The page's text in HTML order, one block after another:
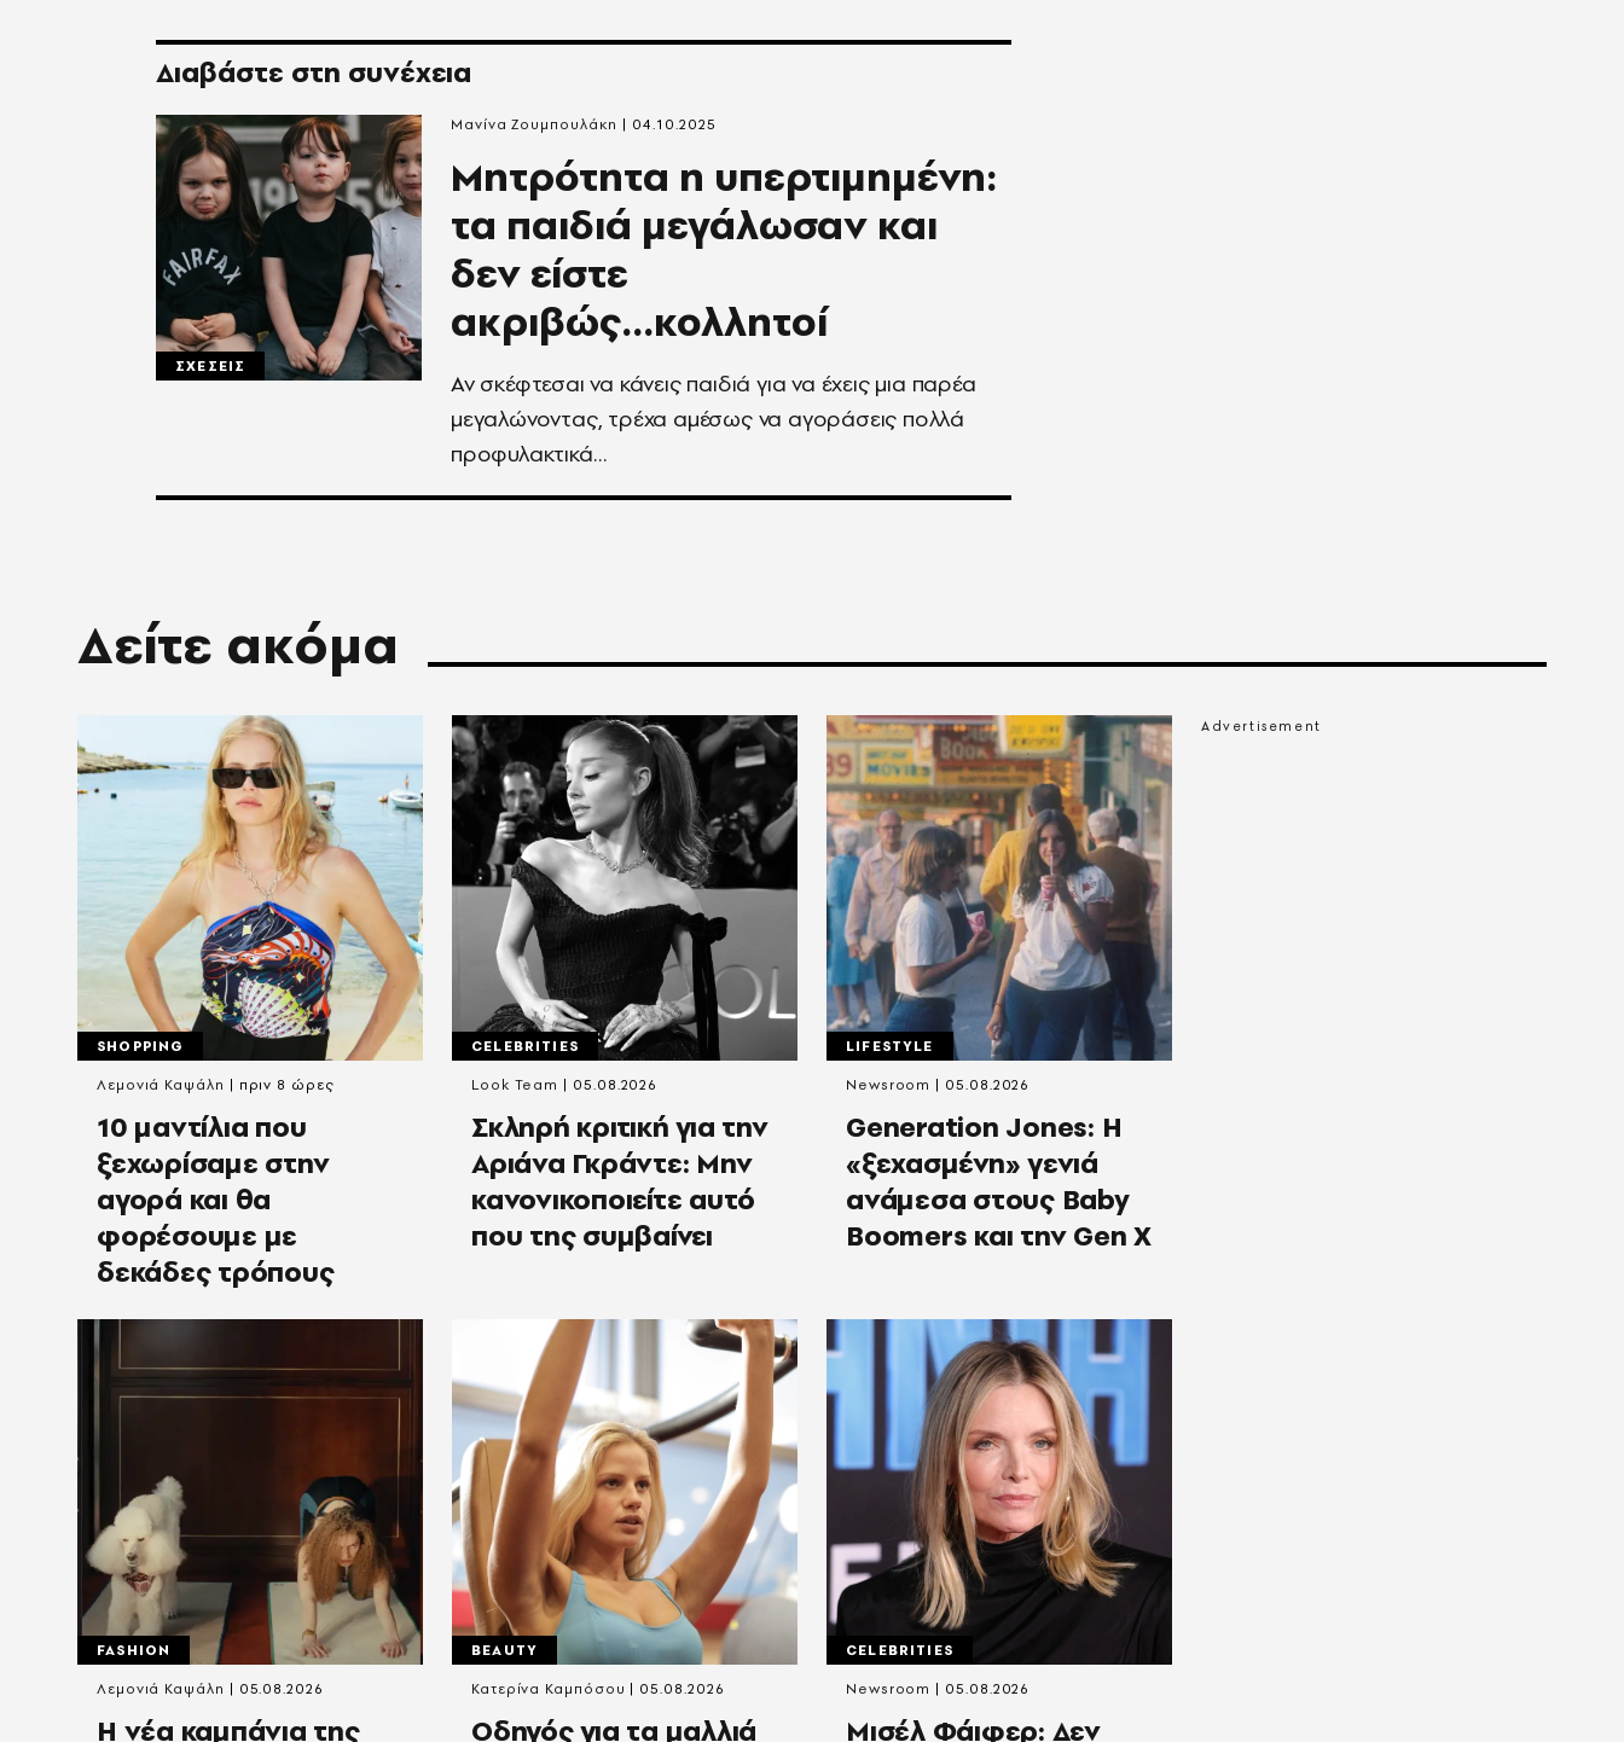
Διαβάστε στη συνέχεια
ΣΧΕΣΕΙΣ
Μητρότητα η υπερτιμημένη:
τα παιδιά μεγάλωσαν και
δεν είστε
ακριβώς...κολλητοί
Αν σκέφτεσαι να κάνεις παιδιά για να έχεις μια παρέα
μεγαλώνοντας, τρέχα αμέσως να αγοράσεις πολλά
προφυλακτικά…
Μανίνα Ζουμπουλάκη 04.10.2025
Δείτε ακόμα
SHOPPING
10 μαντίλια που
ξεχωρίσαμε στην
αγορά και θα
φορέσουμε με
δεκάδες τρόπους
Λεμονιά Καψάλη πριν 8 ώρες
CELEBRITIES
Σκληρή κριτική για την
Αριάνα Γκράντε: Μην
κανονικοποιείτε αυτό
που της συμβαίνει
Look Team 05.08.2026
LIFESTYLE
Generation Jones: Η
«ξεχασμένη» γενιά
ανάμεσα στους Baby
Boomers και την Gen X
Newsroom 05.08.2026
FASHION
Η νέα καμπάνια της
Λεμονιά Καψάλη 05.08.2026
BEAUTY
Οδηγός για τα μαλλιά
Κατερίνα Καμπόσου 05.08.2026
CELEBRITIES
Μισέλ Φάιφερ: Δεν
Newsroom 05.08.2026